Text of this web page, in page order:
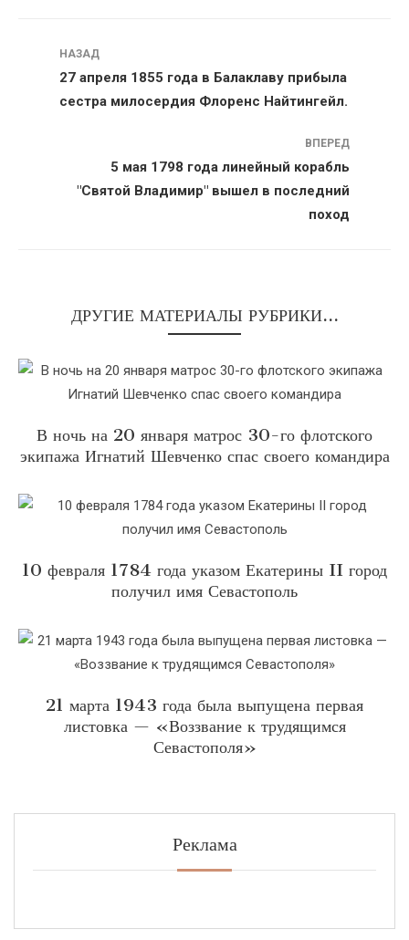
Навигация
НАЗАД
27 апреля 1855 года в Балаклаву прибыла
сестра милосердия Флоренс Найтингейл.
ВПЕРЕД
5 мая 1798 года линейный корабль
"Святой Владимир" вышел в последний
поход
ДРУГИЕ МАТЕРИАЛЫ РУБРИКИ...
В ночь на 20 января матрос 30-го флотского
экипажа Игнатий Шевченко спас своего командира
10 февраля 1784 года указом Екатерины II город
получил имя Севастополь
21 марта 1943 года была выпущена первая
листовка — «Воззвание к трудящимся
Севастополя»
Реклама